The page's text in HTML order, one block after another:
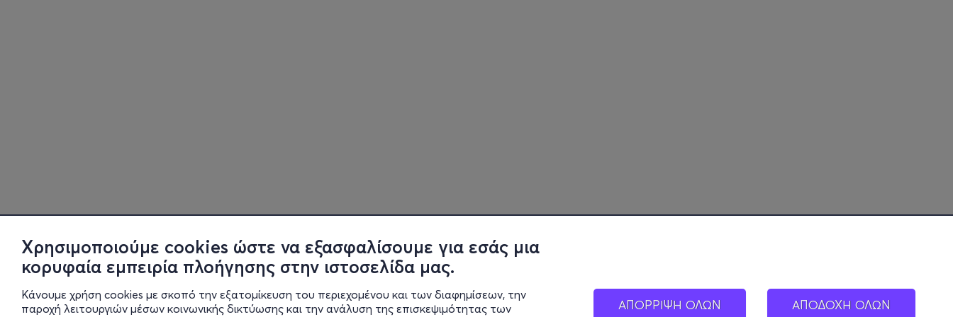
Χρησιμοποιούμε cookies ώστε να εξασφαλίσουμε για εσάς μια
κορυφαία εμπειρία πλοήγησης στην ιστοσελίδα μας.
Κάνουμε χρήση cookies με σκοπό την εξατομίκευση του περιεχομένου και των διαφημίσεων, την
παροχή λειτουργιών μέσων κοινωνικής δικτύωσης και την ανάλυση της επισκεψιμότητας των
ΑΠΟΡΡΙΨΗ ΟΛΩΝ ΑΠΟΔΟΧΗ ΟΛΩΝ